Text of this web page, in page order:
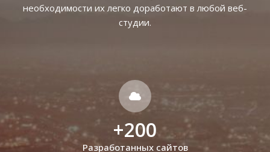
необходимости их легко доработают в любой веб-
студии.
+200
Разработанных сайтов